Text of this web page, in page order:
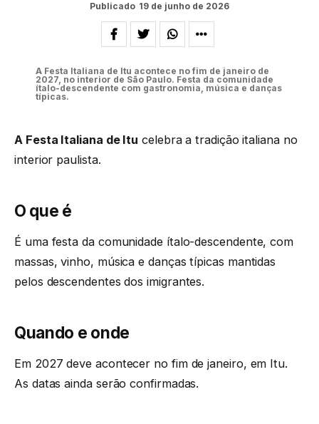
Publicado 19 de junho de 2026
A Festa Italiana de Itu acontece no fim de janeiro de
2027, no interior de São Paulo. Festa da comunidade
ítalo-descendente com gastronomia, música e danças
típicas.
A Festa Italiana de Itu celebra a tradição italiana no
interior paulista.
O que é
É uma festa da comunidade ítalo-descendente, com
massas, vinho, música e danças típicas mantidas
pelos descendentes dos imigrantes.
Quando e onde
Em 2027 deve acontecer no fim de janeiro, em Itu.
As datas ainda serão confirmadas.